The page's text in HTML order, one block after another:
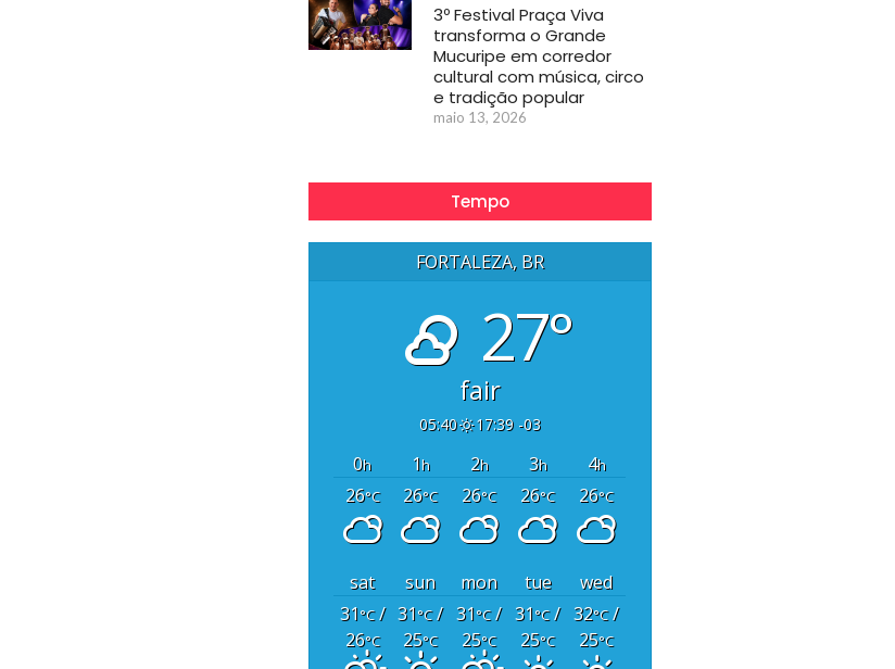
3º Festival Praça Viva
transforma o Grande
Mucuripe em corredor
cultural com música, circo
e tradição popular
maio 13, 2026
Tempo
FORTALEZA, BR
27°
fair
05:40 17:39 -03
0h 1h 2h 3h 4h
26°C 26°C 26°C 26°C 26°C
sat sun mon tue
wed
31°C/
26°C
31°C/
25°C
31°C/
25°C
31°C/
25°C
32°C/
25°C